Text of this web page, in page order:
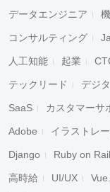
データエンジニア
コンサルティング
人工知能 起業
テックリード デジ
SaaS カスタマーサ
Adobe イラストレ
Django Ruby on
高時給 UI/UX